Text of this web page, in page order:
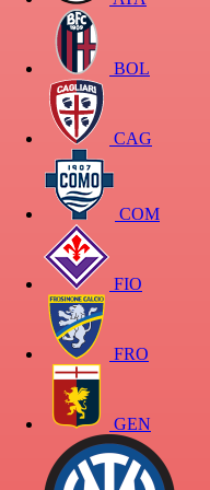
BOL
CAG
COM
FIO
FRO
GEN